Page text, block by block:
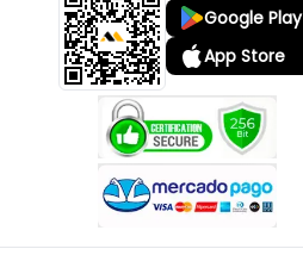
Google Play
App Store